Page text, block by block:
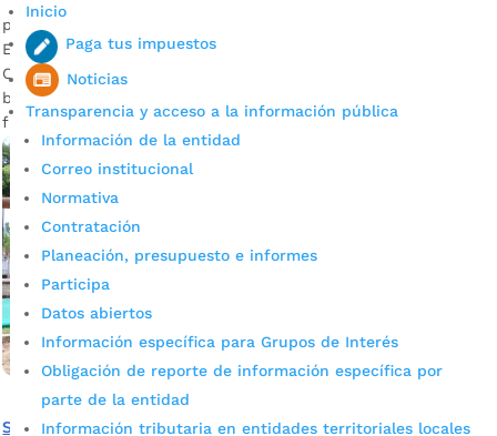
Inicio
Paga tus impuestos
Noticias
Transparencia y acceso a la información pública
Información de la entidad
Correo institucional
Normativa
Contratación
Planeación, presupuesto e informes
Participa
Datos abiertos
Información específica para Grupos de Interés
Obligación de reporte de información específica por
parte de la entidad
Información tributaria en entidades territoriales locales
por
En esta nota le contamos cómo el Gobierno del Alcalde Juan
Carlos Cárdenas le cumplió el sueño a la comunidad del
barrio Bosque Norte al transformar su tradicional cancha de
fútbol en un escenario deportivo de óptimas condiciones.
Se abrió licitación para continuar embelleciendo los